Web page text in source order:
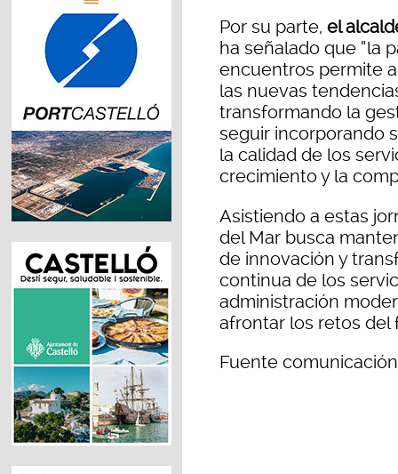
Por su parte, el
ha señalado que “la
encuentros permite
las nuevas
transformando la
seguir incorporando
la calidad de los
crecimiento y la
Asistiendo a estas
del Mar busca
de innovación y
continua de los
administración
afrontar los retos del
Fuente